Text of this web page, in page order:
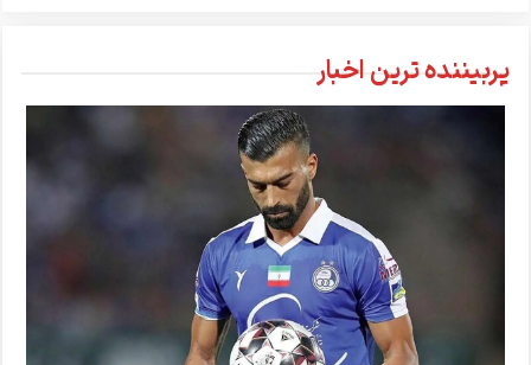
پربیننده ترین اخبار